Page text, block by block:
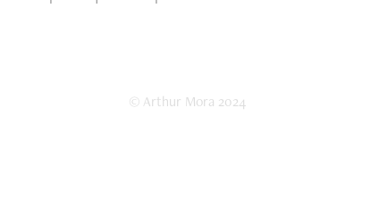
© Arthur Mora 2024